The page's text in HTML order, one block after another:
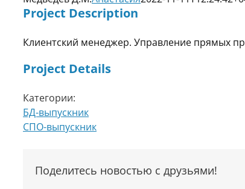
Project Description
Клиентский менеджер. Управление прямых
Project Details
Категории:
БД-выпускник
СПО-выпускник
Поделитесь новостью с друзьями!